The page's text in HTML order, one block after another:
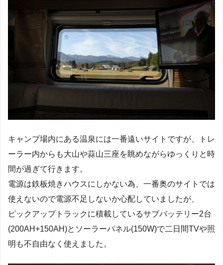
キャンプ場内にある温泉には一番遠いサイトですが、トレ
ーラー内からも大山や蒜山三座を眺めながらゆっくりと時
間が過ぎて行きます。
電源は鉄板焼きハウスにしかない為、一番奥のサイトでは
使えないので電源不足しないか心配していましたが、
ピックアップトラックに積載しているサブバッテリー2台
(200AH+150AH)とソーラーパネル(150W)で二日間TVや照
明も不自由なく使えました。